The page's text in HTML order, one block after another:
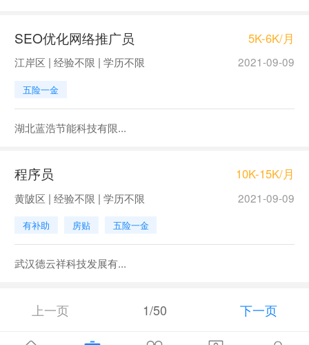
SEO优化网络推广员 5K-6K/月
江岸区 | 经验不限 | 学历不限 2021-09-09
五险一金
湖北蓝浩节能科技有限...
程序员 10K-15K/月
黄陂区 | 经验不限 | 学历不限 2021-09-09
有补助 房贴 五险一金
武汉德云祥科技发展有...
上一页 1/50 下一页